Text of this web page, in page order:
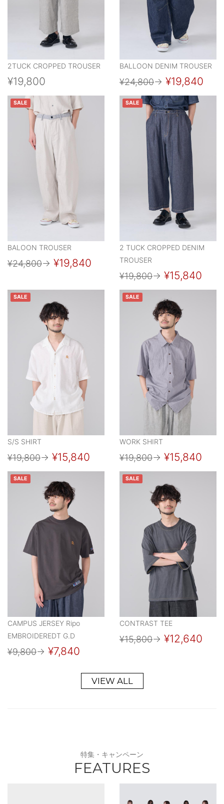
2TUCK CROPPED TROUSER
¥19,800
BALLOON DENIM TROUSER
¥24,800→ ¥19,840
SALE
BALOON TROUSER
¥24,800→ ¥19,840
SALE
2 TUCK CROPPED DENIM
TROUSER
¥19,800→ ¥15,840
SALE
S/S SHIRT
¥19,800→ ¥15,840
SALE
WORK SHIRT
¥19,800→ ¥15,840
SALE
CAMPUS JERSEY Ripo
EMBROIDEREDT G.D
¥9,800→ ¥7,840
SALE
CONTRAST TEE
¥15,800→ ¥12,640
VIEW ALL
特集・キャンペーン
FEATURES